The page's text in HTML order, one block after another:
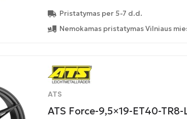
Pristatymas per 5-7 d.d.
Nemokamas pristatymas Vilniaus
ATS
ATS Force-9,5×19-ET40-